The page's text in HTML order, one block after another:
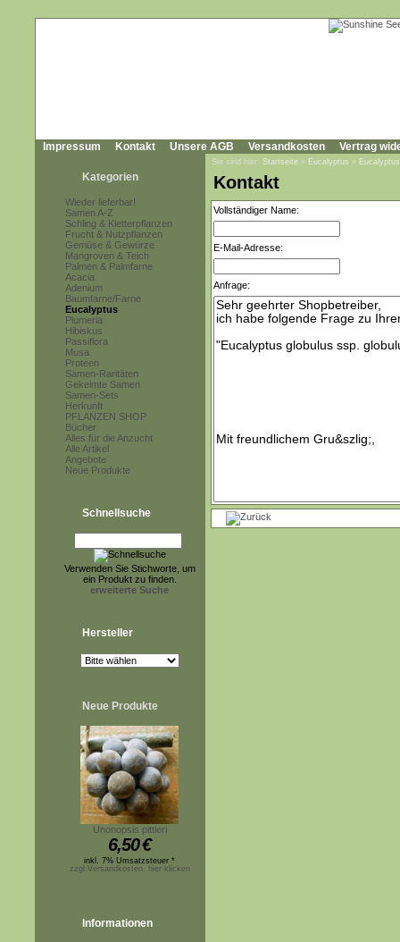
Impressum Kontakt Unsere AGB Versandkosten Vertrag
Kategorien
Wieder lieferbar!
Samen A-Z
Schling & Kletterpflanzen
Frucht & Nutzpflanzen
Gemüse & Gewürze
Mangroven & Teich
Palmen & Palmfarne
Acacia
Adenium
Baumfarne/Farne
Eucalyptus
Plumeria
Hibiskus
Passiflora
Musa
Proteen
Samen-Raritäten
Gekeimte Samen
Samen-Sets
Herkunft
PFLANZEN SHOP
Bücher
Alles für die Anzucht
Alle Artikel
Angebote
Neue Produkte
Schnellsuche
Verwenden Sie Stichworte, um
ein Produkt zu finden.
erweiterte Suche
Hersteller
Neue Produkte
Unonopsis pittieri
6,50€
inkl. 7% Umsatzsteuer *
zzgl.Versandkosten, hier klicken
Informationen
Sie sind hier: Startseite » Eucalyptus »
Kontakt
Vollständiger Name:
E-Mail-Adresse:
Anfrage: